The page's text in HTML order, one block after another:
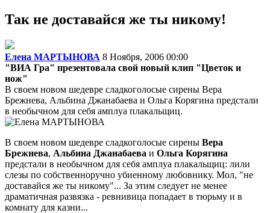
Так не доставайся же ты никому!
Елена МАРТЫНОВА 8 Ноября, 2006 00:00
"ВИА Гра" презентовала свой новый клип "Цветок и
нож"
В своем новом шедевре сладкоголосые сирены Вера
Брежнева, Альбина Джанабаева и Ольга Корягина предстали
в необычном для себя амплуа плакальщиц.
В своем новом шедевре сладкоголосые сирены Вера
Брежнева, Альбина Джанабаева и Ольга Корягина
предстали в необычном для себя амплуа плакальщиц: лили
слезы по собственноручно убиенному любовнику. Мол, "не
доставайся же ты никому"... За этим следует не менее
драматичная развязка - ревнивица попадает в тюрьму и в
комнату для казни...